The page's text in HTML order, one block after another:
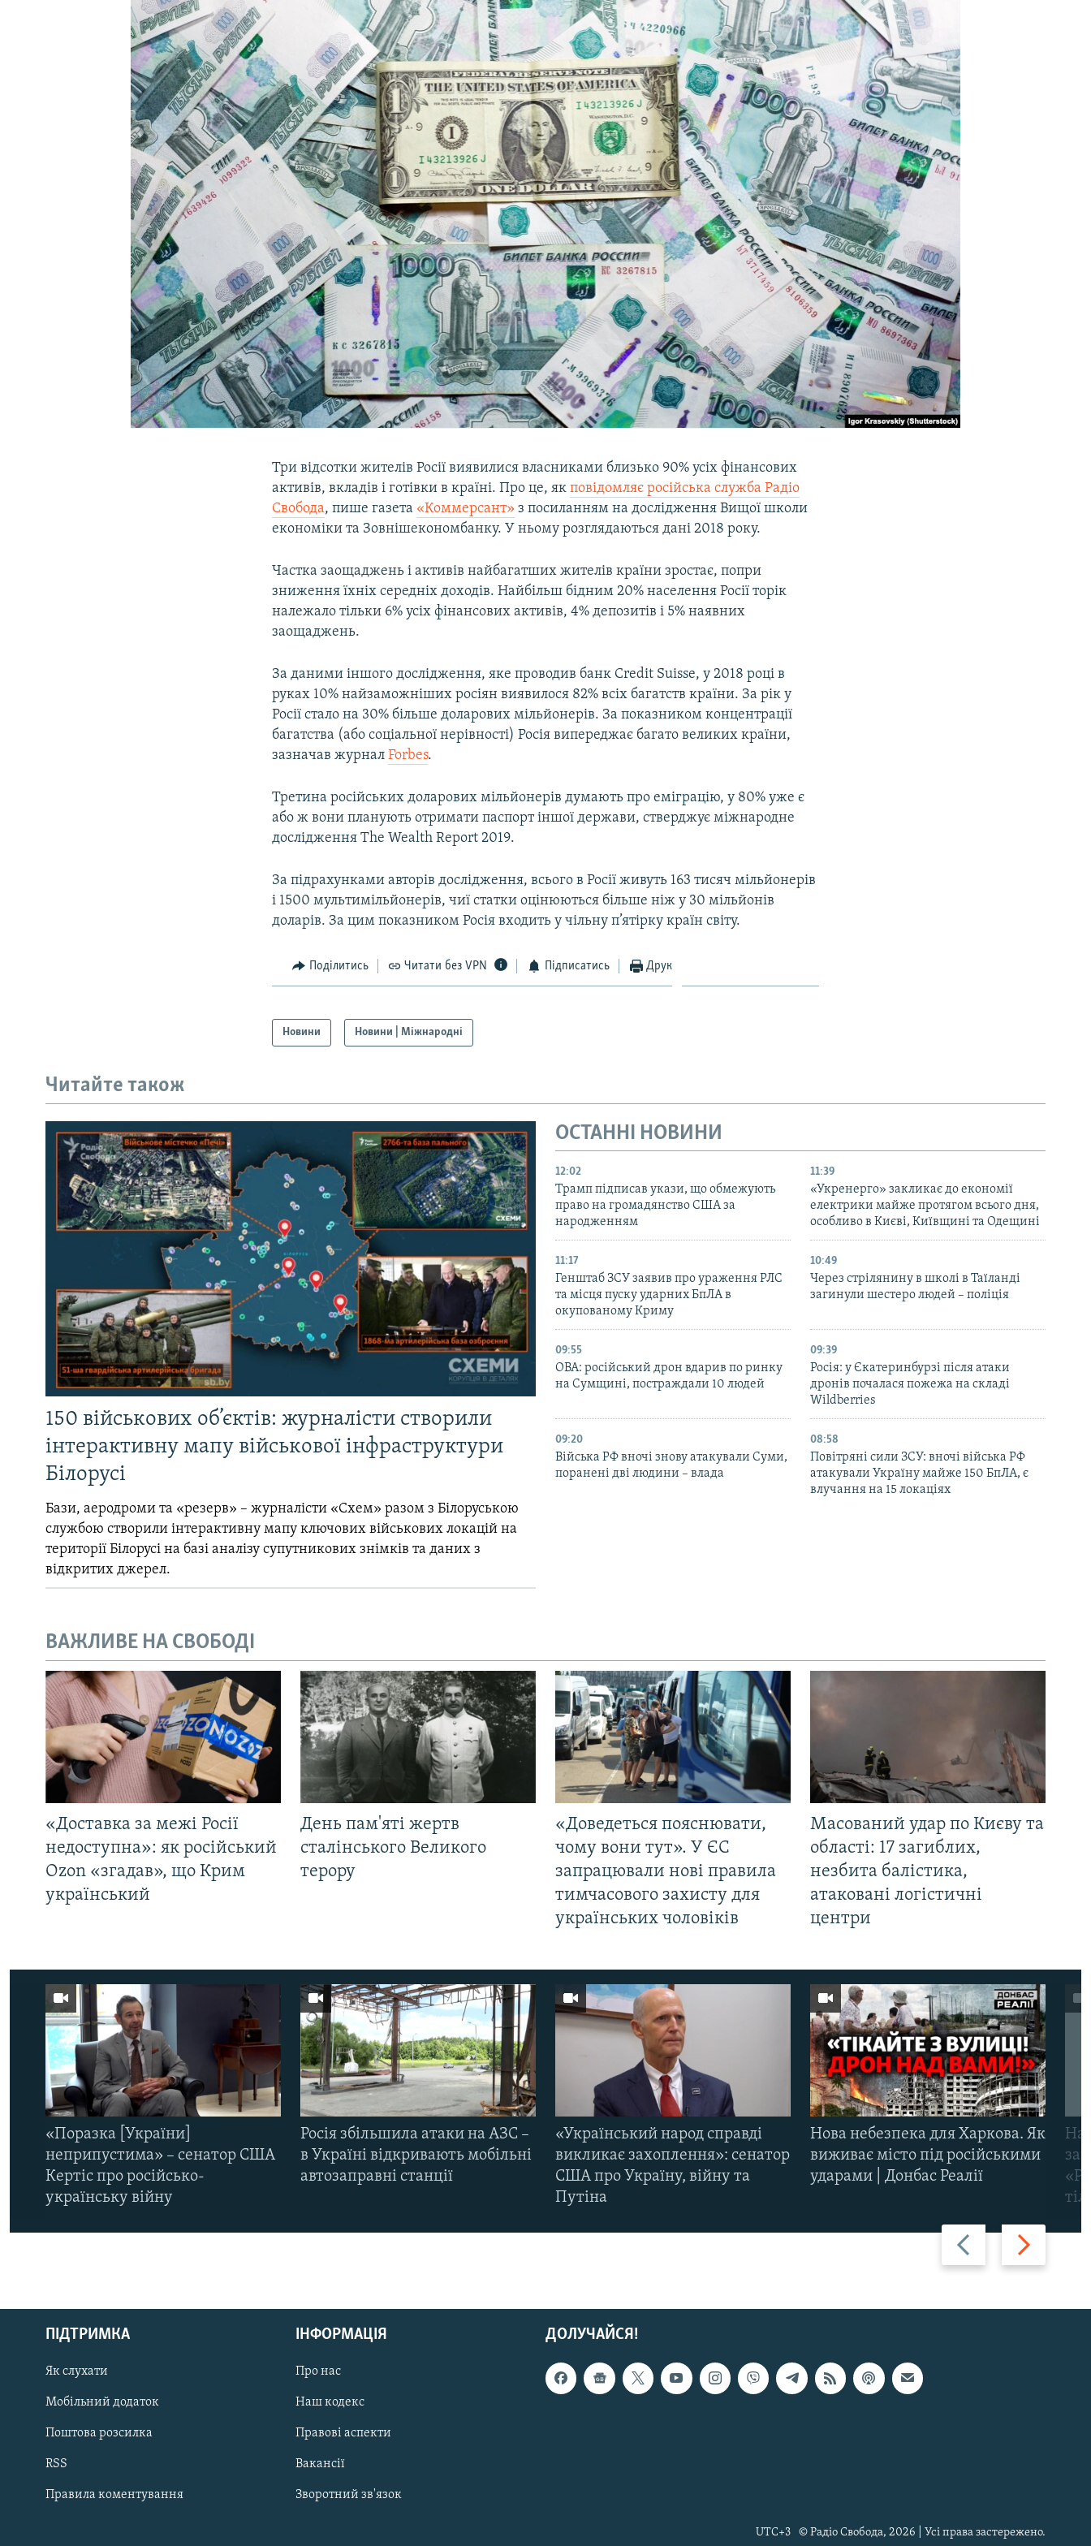
РУС
ДОЛУЧАЙСЯ!
Три відсотки жителів Росії виявилися власниками близько 90% усіх фінансових
активів, вкладів і готівки в країні. Про це, якповідомляє російська служба Радіо
Свобода, пише газета «Коммерсант» з посиланням на дослідження Вищої школи
економіки та Зовнішекономбанку. У ньому розглядаються дані 2018 року.
Частка заощаджень і активів найбагатших жителів країни зростає, попри
зниження їхніх середніх доходів. Найбільш бідним 20% населення Росії торік
належало тільки 6% усіх фінансових активів, 4% депозитів і 5% наявних
заощаджень.
За даними іншого дослідження, яке проводив банк Credit Suisse, у 2018 році в
руках 10% найзаможніших росіян виявилося 82% всіх багатств країни. За рік у
Росії стало на 30% більше доларових мільйонерів. За показником концентрації
багатства (або соціальної нерівності) Росія випереджає багато великих країни,
зазначав журналForbes.
Третина російських доларових мільйонерів думають про еміграцію, у 80% уже є
або ж вони планують отримати паспорт іншої держави, стверджує міжнародне
дослідження The Wealth Report 2019.
За підрахунками авторів дослідження, всього в Росії живуть 163 тисяч мільйонерів
і 1500 мультимільйонерів, чиї статки оцінюються більше ніж у 30 мільйонів
доларів. За цим показником Росія входить у чільну п’ятірку країн світу.
Поділитись Читати без VPN Підписатись Друк
Новини Новини | Міжнародні
Читайте також
150 військових об’єктів: журналісти створили
інтерактивну мапу військової інфраструктури
Білорусі
Бази, аеродроми та «резерв» – журналісти «Схем» разом з Білоруською
службою створили інтерактивну мапу ключових військових локацій на
території Білорусі на базі аналізу супутникових знімків та даних з
відкритих джерел.
ОСТАННІ НОВИНИ
12:02
Трамп підписав укази, що обмежують
право на громадянство США за
народженням
11:39
«Укренерго» закликає до економії
електрики майже протягом всього дня,
особливо в Києві, Київщині та Одещині
11:17
Генштаб ЗСУ заявив про ураження РЛС
та місця пуску ударних БпЛА в
окупованому Криму
10:49
Через стрілянину в школі в Таїланді
загинули шестеро людей – поліція
09:55
ОВА: російський дрон вдарив по ринку
на Сумщині, постраждали 10 людей
09:39
Росія: у Єкатеринбурзі після атаки
дронів почалася пожежа на складі
Wildberries
09:20
Війська РФ вночі знову атакували Суми,
поранені дві людини – влада
08:58
Повітряні сили ЗСУ: вночі війська РФ
атакували Україну майже 150 БпЛА, є
влучання на 15 локаціях
ВАЖЛИВЕ НА СВОБОДІ
«Доставка за межі Росії
недоступна»: як російський
Ozon «згадав», що Крим
український
День пам'яті жертв
сталінського Великого
терору
«Доведеться пояснювати,
чому вони тут». У ЄС
запрацювали нові правила
тимчасового захисту для
українських чоловіків
Масований удар по Києву та
області: 17 загиблих,
незбита балістика,
атаковані логістичні
центри
Назад Вперед
«Поразка [України]
неприпустима» – сенатор США
Кертіс про російсько-
українську війну
Росія збільшила атаки на АЗС –
в Україні відкривають мобільні
автозаправні станції
«Український народ справді
викликає захоплення»: сенатор
США про Україну, війну та
Путіна
Нова небезпека для Харкова. Як
виживає місто під російськими
ударами | Донбас Реалії
ДОЛУЧАЙСЯ!
ПІДТРИМКА
Як слухати
Мобільний додаток
Поштова розсилка
RSS
Правила коментування
ІНФОРМАЦІЯ
Про нас
Наш кодекс
Правові аспекти
Вакансії
Зворотний зв'язок
© Радіо Свобода, 2026 | Усі права застережено.
UTC+3